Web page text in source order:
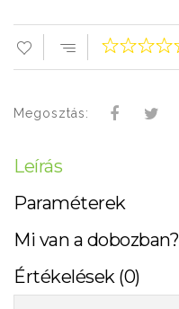
Megosztás:
Leírás
Paraméterek
Mi van a dobozban?
Értékelések (0)